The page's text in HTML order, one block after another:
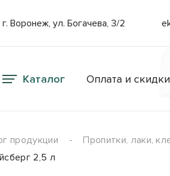
г. Воронеж, ул. Богачева, 3/2
Каталог Оплата и скидки
продукции Пропитки, лаки,
2,5 л